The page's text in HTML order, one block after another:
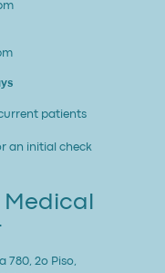
patients
an initial check
780, 2o Piso,